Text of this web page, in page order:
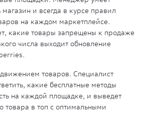
магазин и всегда в курсе правил
на каждом маркетплейсе.
какие товары запрещены к продаже
числа выходит обновление
товаров. Специалист
какие бесплатные методы
на каждой площадке, и выведет
товара в топ с оптимальными